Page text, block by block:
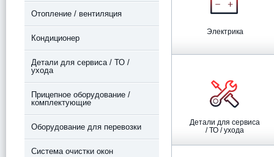
Отопление / вентиляция
Кондиционер
Детали для сервиса / ТО /
ухода
Прицепное оборудование /
комплектующие
Оборудование для перевозки
Система очистки окон
Электрика
Детали для сервиса
/ ТО / ухода